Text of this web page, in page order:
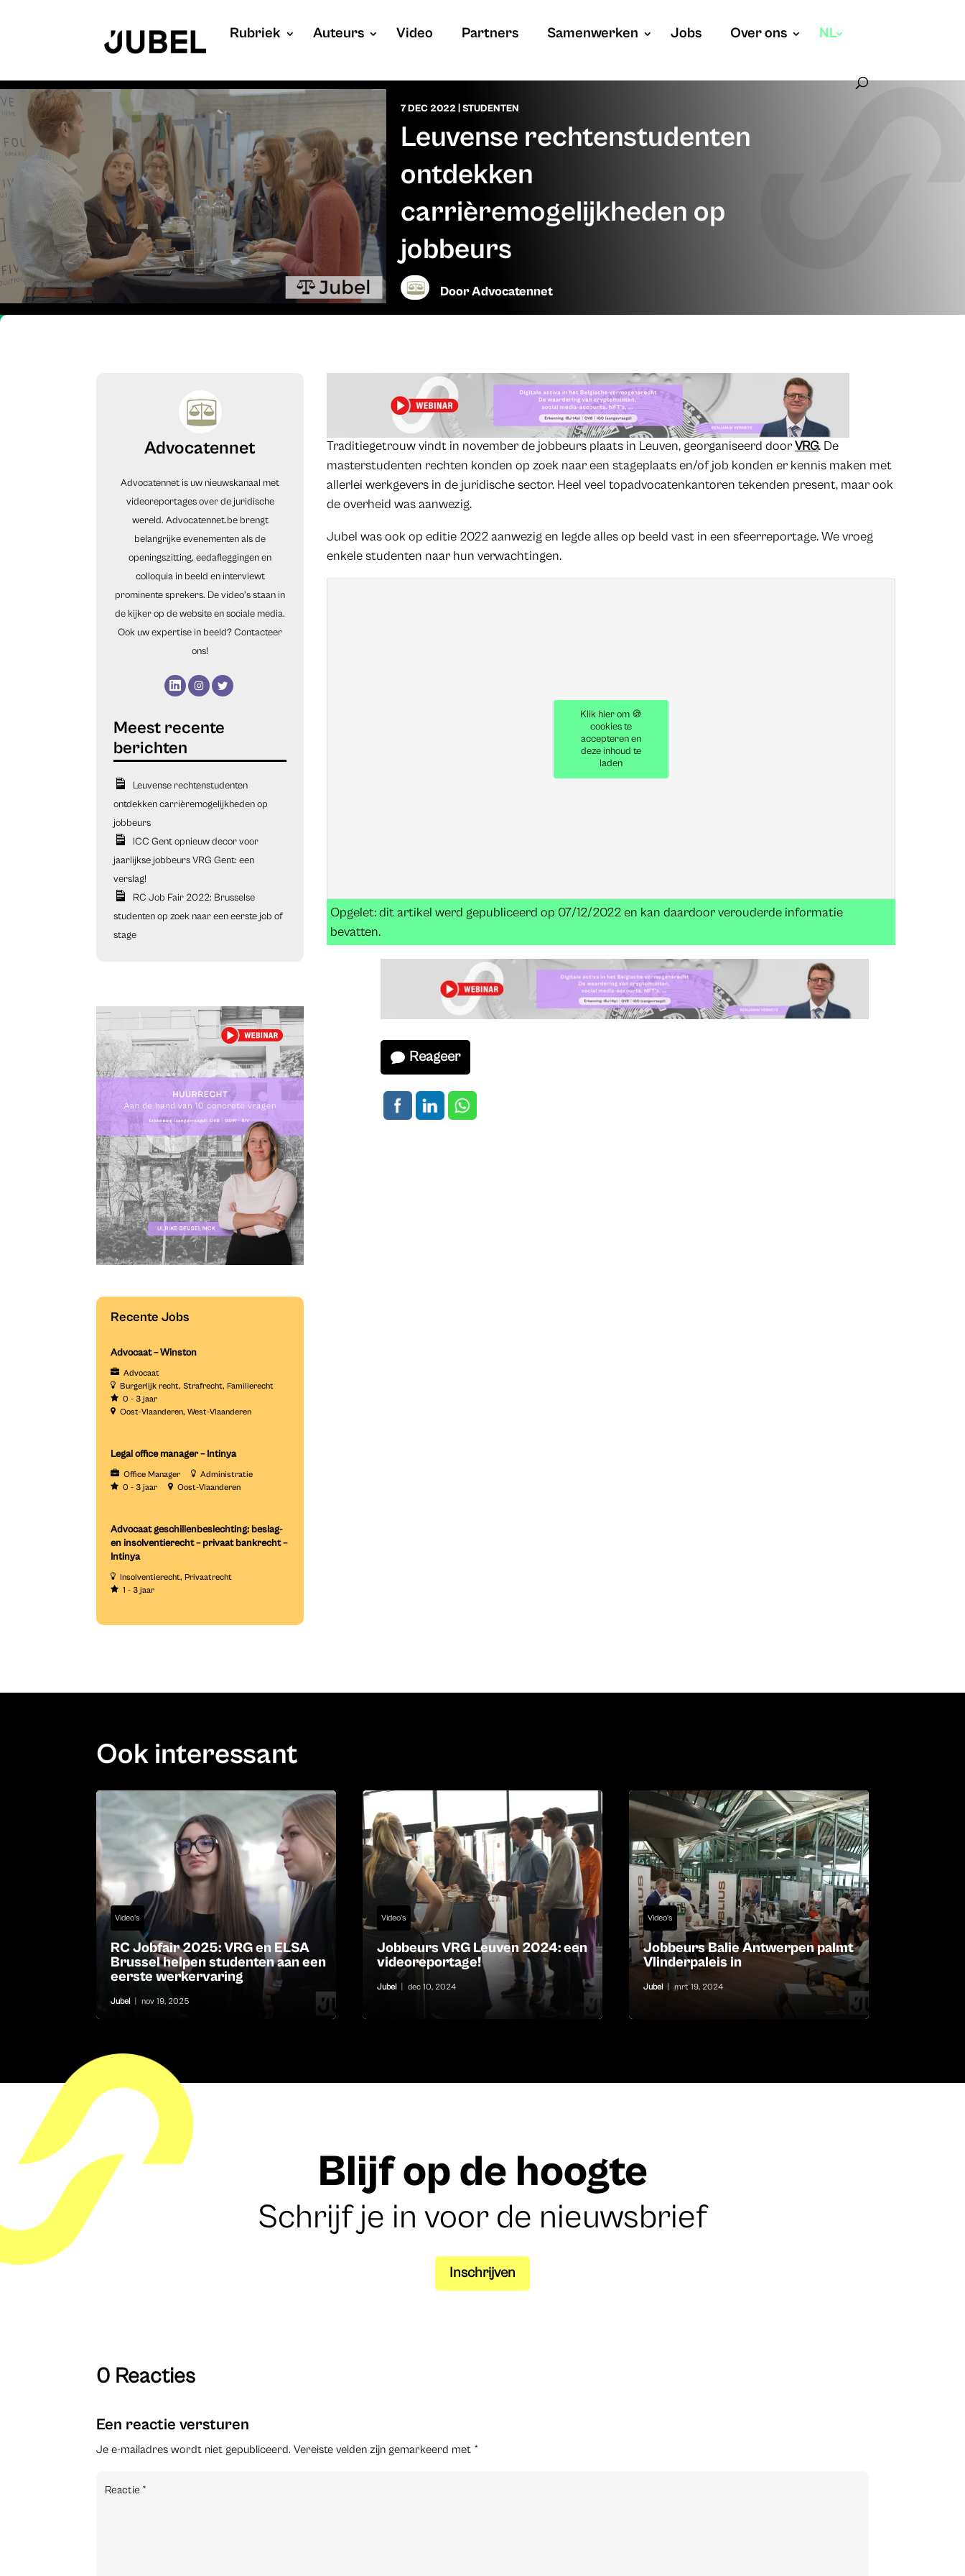
Rubriek Auteurs Video Partners Samenwerken Jobs Over ons NL
7 DEC 2022| STUDENTEN
Leuvense rechtenstudenten
ontdekken
carrièremogelijkheden op
jobbeurs
DoorAdvocatennet
Advocatennet
Advocatennet is uw nieuwskanaal met
videoreportages over de juridische
wereld. Advocatennet.be brengt
belangrijke evenementen als de
openingszitting, eedafleggingen en
colloquia in beeld en interviewt
prominente sprekers. De video's staan in
de kijker op de website en sociale media.
Ook uw expertise in beeld? Contacteer
ons!
Leuvense rechtenstudenten
ontdekken carrièremogelijkheden op
jobbeurs
ICC Gent opnieuw decor voor
jaarlijkse jobbeurs VRG Gent: een
verslag!
RC Job Fair 2022: Brusselse
studenten op zoek naar een eerste job of
stage
Recente Jobs
Advocaat – Winston
Advocaat
Burgerlijk recht Strafrecht Familierecht
0 - 3 jaar
Oost-Vlaanderen West-Vlaanderen
Legal office manager – Intinya
Office Manager
Administratie
0 - 3 jaar
Oost-Vlaanderen
Advocaat geschillenbeslechting: beslag-
en insolventierecht – privaat bankrecht –
Intinya
Insolventierecht Privaatrecht
1 - 3 jaar
Traditiegetrouw vindt in november de jobbeurs plaats in Leuven, georganiseerd doorVRG. De
masterstudenten rechten konden op zoek naar een stageplaats en/of job konden er kennis maken met
allerlei werkgevers in de juridische sector. Heel veel topadvocatenkantoren tekenden present, maar ook
de overheid was aanwezig.
Jubel was ook op editie 2022 aanwezig en legde alles op beeld vast in een sfeerreportage. We vroeg
enkele studenten naar hun verwachtingen.
Klik hier om 🍪
cookies te
accepteren en
deze inhoud te
laden
Opgelet: dit artikel werd gepubliceerd op 07/12/2022 en kan daardoor verouderde informatie
bevatten.
Reageer
Ook interessant
Video's
RC Jobfair 2025: VRG en ELSA
Brussel helpen studenten aan een
eerste werkervaring
Jubel nov 19, 2025
Video's
Jobbeurs VRG Leuven 2024: een
videoreportage!
Jubel dec 10, 2024
Video's
Jobbeurs Balie Antwerpen palmt
Vlinderpaleis in
Jubel | mrt 19, 2024
Blijf op de hoogte
Schrijf je in voor de nieuwsbrief
Inschrijven
0 Reacties
Een reactie versturen
Je e-mailadres wordt niet gepubliceerd. Vereiste velden zijn gemarkeerd met *